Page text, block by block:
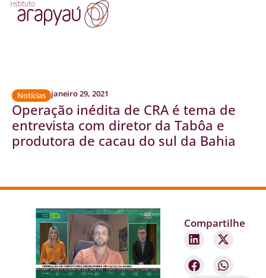
Notícias janeiro 29, 2021
Operação inédita de CRA é tema de
entrevista com diretor da Tabôa e
produtora de cacau do sul da Bahia
Compartilhe